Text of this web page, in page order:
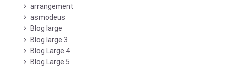
arrangement
asmodeus
Blog large
Blog large 3
Blog Large 4
Blog Large 5